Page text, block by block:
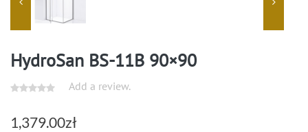
HydroSan BS-11B 90×90
Add a review.
1,379.00zł